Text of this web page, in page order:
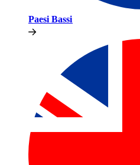
Paesi Bassi​​